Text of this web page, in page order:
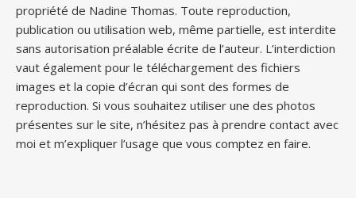
propriété de Nadine Thomas. Toute reproduction,
publication ou utilisation web, même partielle, est interdite
sans autorisation préalable écrite de l’auteur. L’interdiction
vaut également pour le téléchargement des fichiers
images et la copie d’écran qui sont des formes de
reproduction. Si vous souhaitez utiliser une des photos
présentes sur le site, n’hésitez pas à prendre contact avec
moi et m’expliquer l’usage que vous comptez en faire.